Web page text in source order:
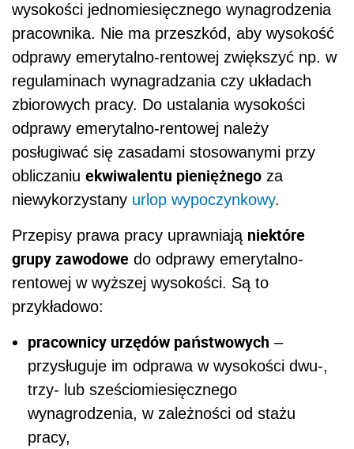
wysokości jednomiesięcznego wynagrodzenia
pracownika. Nie ma przeszkód, aby wysokość
odprawy emerytalno-rentowej zwiększyć np. w
regulaminach wynagradzania czy układach
zbiorowych pracy. Do ustalania wysokości
odprawy emerytalno-rentowej należy
posługiwać się zasadami stosowanymi przy
obliczaniu ekwiwalentu pieniężnego za
niewykorzystany urlop wypoczynkowy.
Przepisy prawa pracy uprawniają niektóre
grupy zawodowe do odprawy emerytalno-
rentowej w wyższej wysokości. Są to
przykładowo:
pracownicy urzędów państwowych –
przysługuje im odprawa w wysokości dwu-,
trzy- lub sześciomiesięcznego
wynagrodzenia, w zależności od stażu
pracy,